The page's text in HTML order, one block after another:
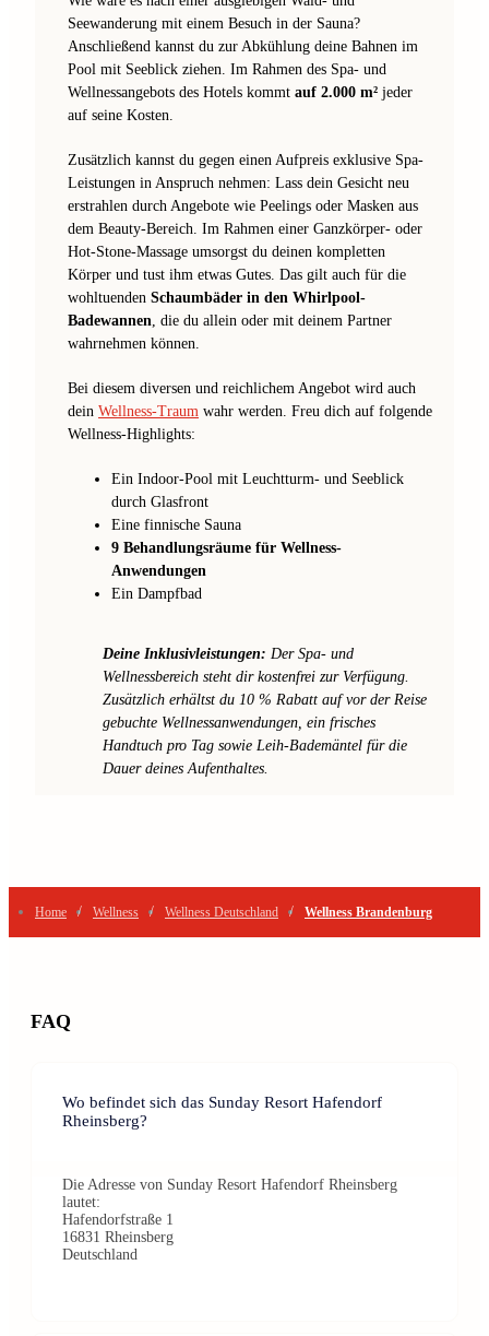
Seewanderung mit einem Besuch in der Sauna?
Anschließend kannst du zur Abkühlung deine Bahnen im
Pool mit Seeblick ziehen. Im Rahmen des Spa- und
Wellnessangebots des Hotels kommt auf 2.000 m² jeder
auf seine Kosten.
Zusätzlich kannst du gegen einen Aufpreis exklusive Spa-
Leistungen in Anspruch nehmen: Lass dein Gesicht neu
erstrahlen durch Angebote wie Peelings oder Masken aus
dem Beauty-Bereich. Im Rahmen einer Ganzkörper- oder
Hot-Stone-Massage umsorgst du deinen kompletten
Körper und tust ihm etwas Gutes. Das gilt auch für die
wohltuenden Schaumbäder in den Whirlpool-
Badewannen , die du allein oder mit deinem Partner
wahrnehmen können.
Bei diesem diversen und reichlichem Angebot wird auch
dein Wellness-Traum wahr werden. Freu dich auf folgende
Wellness-Highlights:
Ein Indoor-Pool mit Leuchtturm- und Seeblick
durch Glasfront
Eine finnische Sauna
9 Behandlungsräume für Wellness-
Anwendungen
Ein Dampfbad
Deine Inklusivleistungen: Der Spa- und
Wellnessbereich steht dir kostenfrei zur Verfügung.
Zusätzlich erhältst du 10 % Rabatt auf vor der Reise
gebuchte Wellnessanwendungen, ein frisches
Handtuch pro Tag sowie Leih-Bademäntel für die
Dauer deines Aufenthaltes.
Home / Wellness / Wellness Deutschland / Wellness Brandenburg
FAQ
Wo befindet sich das Sunday Resort Hafendorf
Rheinsberg?
Die Adresse von Sunday Resort Hafendorf Rheinsberg
lautet:
Hafendorfstraße 1
16831 Rheinsberg
Deutschland